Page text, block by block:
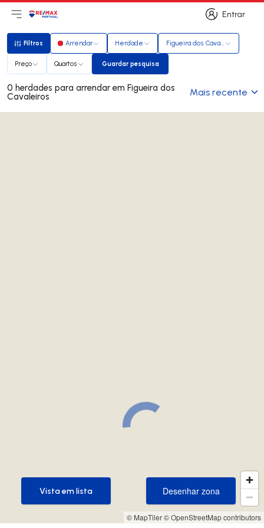
Entrar
Entrar
Abri menu principal
LogoIr para página inicial
Filtros
Filtros Arrendar Herdade Figueira dos Cavaleiros
Preço Quartos Guardar pesquisa
Guardar pesquisa
0 herdades para arrendar em Figueira dos
Cavaleiros Mais recente
© MapTiler© OpenStreetMap contributors
Desenhar zona
Desenhar zona
Vista em lista
Vista em lista